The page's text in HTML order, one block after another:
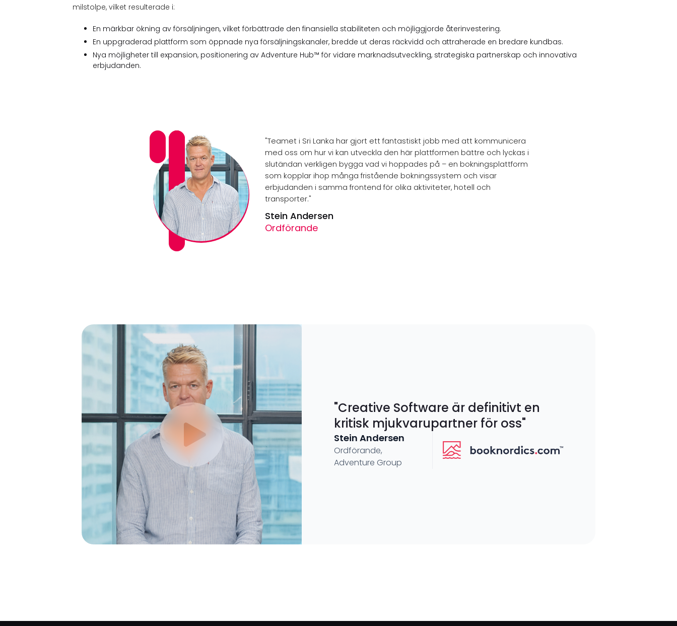
milstolpe, vilket resulterade i:
En märkbar ökning av försäljningen, vilket förbättrade den finansiella stabiliteten och möjliggjorde återinvestering.
En uppgraderad plattform som öppnade nya försäljningskanaler, bredde ut deras räckvidd och attraherade en bredare kundbas.
Nya möjligheter till expansion, positionering av Adventure Hub™ för vidare marknadsutveckling, strategiska partnerskap och innovativa
erbjudanden.
"Teamet i Sri Lanka har gjort ett fantastiskt jobb med att kommunicera
med oss om hur vi kan utveckla den här plattformen bättre och lyckas i
slutändan verkligen bygga vad vi hoppades på – en bokningsplattform
som kopplar ihop många fristående bokningssystem och visar
erbjudanden i samma frontend för olika aktiviteter, hotell och
transporter."
Stein Andersen
Ordförande
"Creative Software är definitivt en
kritisk mjukvarupartner för oss"
Stein Andersen
Ordförande,
Adventure Group